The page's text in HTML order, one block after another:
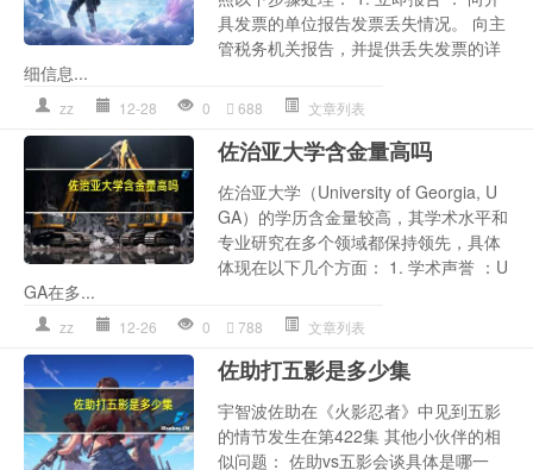
具发票的单位报告发票丢失情况。 向主
管税务机关报告，并提供丢失发票的详
细信息...
zz 12-28 0 688 文章列表
佐治亚大学含金量高吗
佐治亚大学（University of Georgia, U
GA）的学历含金量较高，其学术水平和
专业研究在多个领域都保持领先，具体
体现在以下几个方面： 1. 学术声誉 ：U
GA在多...
zz 12-26 0 788 文章列表
佐助打五影是多少集
宇智波佐助在《火影忍者》中见到五影
的情节发生在第422集 其他小伙伴的相
似问题： 佐助vs五影会谈具体是哪一